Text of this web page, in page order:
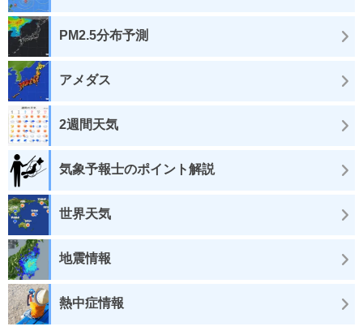
PM2.5分布予測
アメダス
2週間天気
気象予報士のポイント解説
世界天気
地震情報
熱中症情報